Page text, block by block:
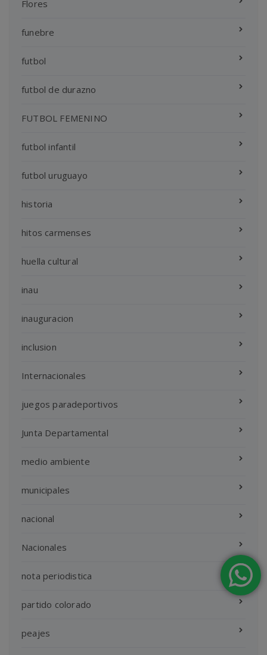
Flores
funebre
futbol
futbol de durazno
FUTBOL FEMENINO
futbol infantil
futbol uruguayo
historia
hitos carmenses
huella cultural
inau
inauguracion
inclusion
Internacionales
juegos paradeportivos
Junta Departamental
medio ambiente
municipales
nacional
Nacionales
nota periodistica
partido colorado
peajes